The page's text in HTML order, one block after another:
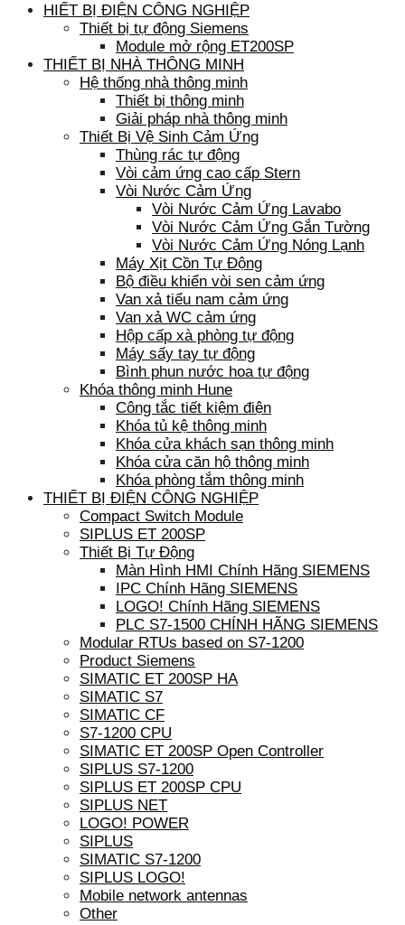
HIẾT BỊ ĐIỆN CÔNG NGHIỆP
Thiết bị tự động Siemens
Module mở rộng ET200SP
THIẾT BỊ NHÀ THÔNG MINH
Hệ thống nhà thông minh
Thiết bị thông minh
Giải pháp nhà thông minh
Thiết Bị Vệ Sinh Cảm Ứng
Thùng rác tự động
Vòi cảm ứng cao cấp Stern
Vòi Nước Cảm Ứng
Vòi Nước Cảm Ứng Lavabo
Vòi Nước Cảm Ứng Gắn Tường
Vòi Nước Cảm Ứng Nóng Lạnh
Máy Xịt Cồn Tự Động
Bộ điều khiển vòi sen cảm ứng
Van xả tiểu nam cảm ứng
Van xả WC cảm ứng
Hộp cấp xà phòng tự động
Máy sấy tay tự động
Bình phun nước hoa tự động
Khóa thông minh Hune
Công tắc tiết kiệm điện
Khóa tủ kệ thông minh
Khóa cửa khách sạn thông minh
Khóa cửa căn hộ thông minh
Khóa phòng tắm thông minh
THIẾT BỊ ĐIỆN CÔNG NGHIỆP
Compact Switch Module
SIPLUS ET 200SP
Thiết Bị Tự Động
Màn Hình HMI Chính Hãng SIEMENS
IPC Chính Hãng SIEMENS
LOGO! Chính Hãng SIEMENS
PLC S7-1500 CHÍNH HÃNG SIEMENS
Modular RTUs based on S7-1200
Product Siemens
SIMATIC ET 200SP HA
SIMATIC S7
SIMATIC CF
S7-1200 CPU
SIMATIC ET 200SP Open Controller
SIPLUS S7-1200
SIPLUS ET 200SP CPU
SIPLUS NET
LOGO! POWER
SIPLUS
SIMATIC S7-1200
SIPLUS LOGO!
Mobile network antennas
Other